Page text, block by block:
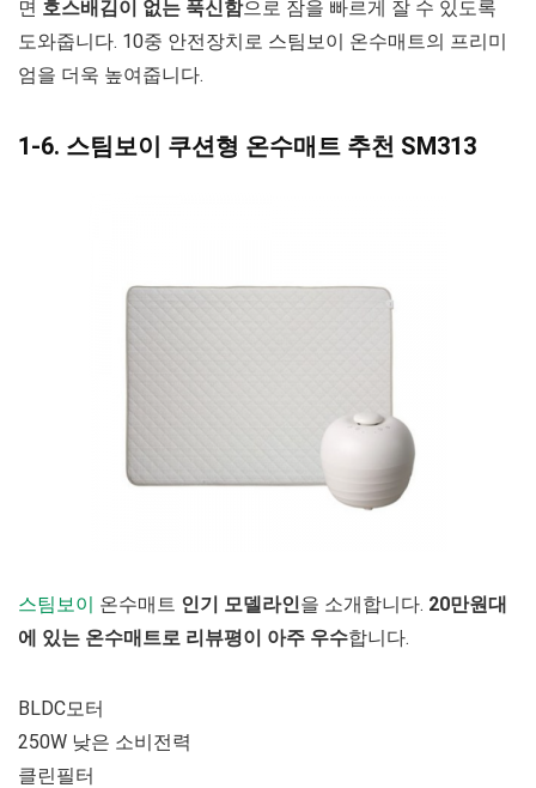
면 호스배김이 없는 푹신함으로 잠을 빠르게 잘 수 있도록
도와줍니다. 10중 안전장치로 스팀보이 온수매트의 프리미
엄을 더욱 높여줍니다.
1-6. 스팀보이 쿠션형 온수매트 추천 SM313
스팀보이 온수매트 인기 모델라인을 소개합니다. 20만원대
에 있는 온수매트로 리뷰평이 아주 우수합니다.
BLDC모터
250W 낮은 소비전력
클린필터